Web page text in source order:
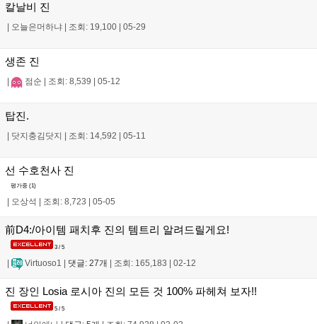
칼날비 진
오늘은머하냐 조회: 19,100 05-29
생존 진
점순 조회: 8,539 05-12
탑진.
닷지충김닷지 조회: 14,592 05-11
선 수호천사 진
평가중 (1)
| 오상석 | 조회: 8,723 | 05-05
前D4:/아이템 패치후 진의 템트리 알려드릴게요!
3 / 5
| Virtuoso1 | 댓글: 27개 | 조회: 165,183 | 02-12
진 장인 Losia 로시아 진의 모든 것 100% 파헤쳐 보자!!
5 / 5